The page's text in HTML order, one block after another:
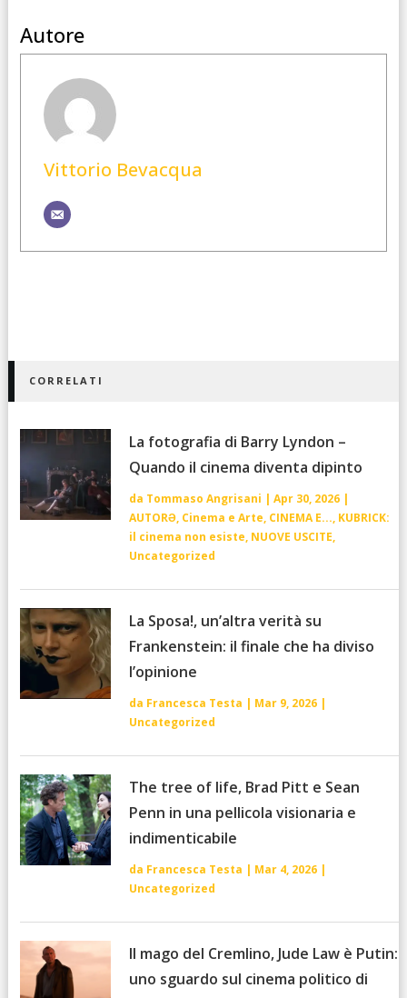
Autore
Vittorio Bevacqua
CORRELATI
La fotografia di Barry Lyndon –
Quando il cinema diventa dipinto
da Tommaso Angrisani Apr 30, 2026|
AUTORƏ, Cinema e Arte, CINEMA E..., KUBRICK:
il cinema non esiste, NUOVE USCITE,
Uncategorized
La Sposa!, un’altra verità su
Frankenstein: il finale che ha diviso
l’opinione
da Francesca Testa Mar 9, 2026|
Uncategorized
The tree of life, Brad Pitt e Sean
Penn in una pellicola visionaria e
indimenticabile
da Francesca Testa Mar 4, 2026|
Uncategorized
Il mago del Cremlino, Jude Law è Putin:
uno sguardo sul cinema politico di